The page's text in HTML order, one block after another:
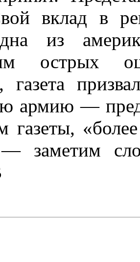
вклад в
из
острых
га­зета
армию —
газеты,
заметим